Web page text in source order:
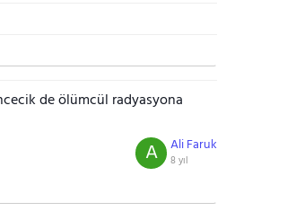
de ölümcül radyasyona
Ali Faruk
8 yıl
A